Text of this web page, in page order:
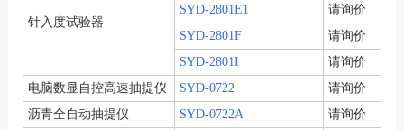
针入度试验器
SYD-2801E1
请询价
SYD-2801F
请询价
SYD-2801I
请询价
电脑数显自控高速抽提仪
SYD-0722
请询价
沥青全自动抽提仪
SYD-0722A 请询价